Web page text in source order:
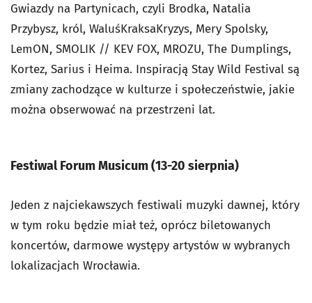
Gwiazdy na Partynicach, czyli Brodka, Natalia
Przybysz, król, WaluśKraksaKryzys, Mery Spolsky,
LemON, SMOLIK // KEV FOX, MROZU, The Dumplings,
Kortez, Sarius i Heima. Inspiracją Stay Wild Festival są
zmiany zachodzące w kulturze i społeczeństwie, jakie
można obserwować na przestrzeni lat.
Festiwal Forum Musicum (13-20 sierpnia)
Jeden z najciekawszych festiwali muzyki dawnej, który
w tym roku będzie miał też, oprócz biletowanych
koncertów, darmowe występy artystów w wybranych
lokalizacjach Wrocławia.